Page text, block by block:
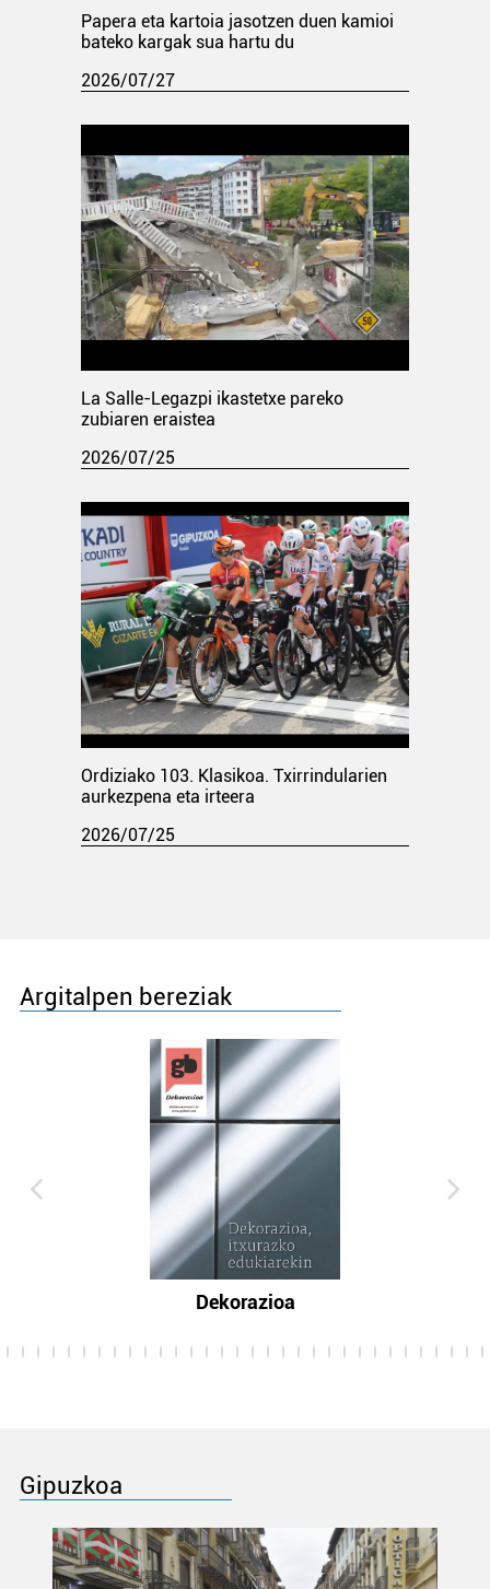
Papera eta kartoia jasotzen duen kamioi
bateko kargak sua hartu du
2026/07/27
La Salle-Legazpi ikastetxe pareko
zubiaren eraistea
2026/07/25
Ordiziako 103. Klasikoa. Txirrindularien
aurkezpena eta irteera
2026/07/25
Argitalpen bereziak
Dekorazioa
Gipuzkoa